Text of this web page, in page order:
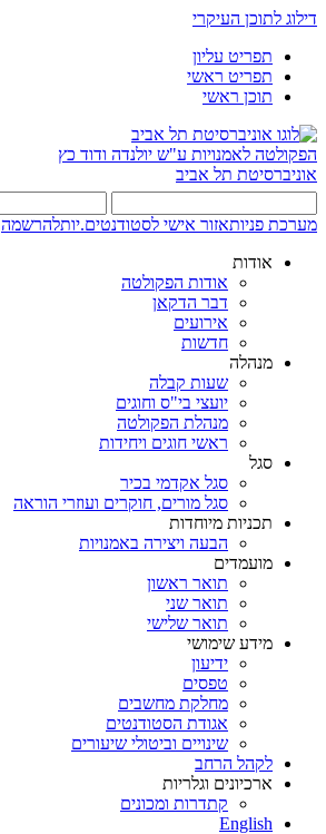
דילוג לתוכן העיקרי
תפריט עליון
תפריט ראשי
תוכן ראשי
הפקולטה לאמנויות ע"ש יולנדה ודוד כץ
אוניברסיטת תל אביב
מערכת פניותאזור אישי לסטודנטים.יותלהרשמה
אודות
אודות הפקולטה
דבר הדקאן
אירועים
חדשות
מנהלה
שעות קבלה
יועצי בי"ס וחוגים
מנהלת הפקולטה
ראשי חוגים ויחידות
סגל
סגל אקדמי בכיר
סגל מורים, חוקרים ועוזרי הוראה
תכניות מיוחדות
הבעה ויצירה באמנויות
מועמדים
תואר ראשון
תואר שני
תואר שלישי
מידע שימושי
ידיעון
טפסים
מחלקת מחשבים
אגודת הסטודנטים
שינויים וביטולי שיעורים
לקהל הרחב
ארכיונים וגלריות
קתדרות ומכונים
English